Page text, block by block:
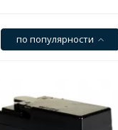
по популярности